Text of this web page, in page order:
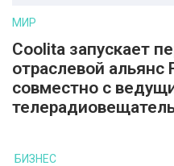
МИР
Coolita запускает
отраслевой альянс
совместно с
БИЗНЕС